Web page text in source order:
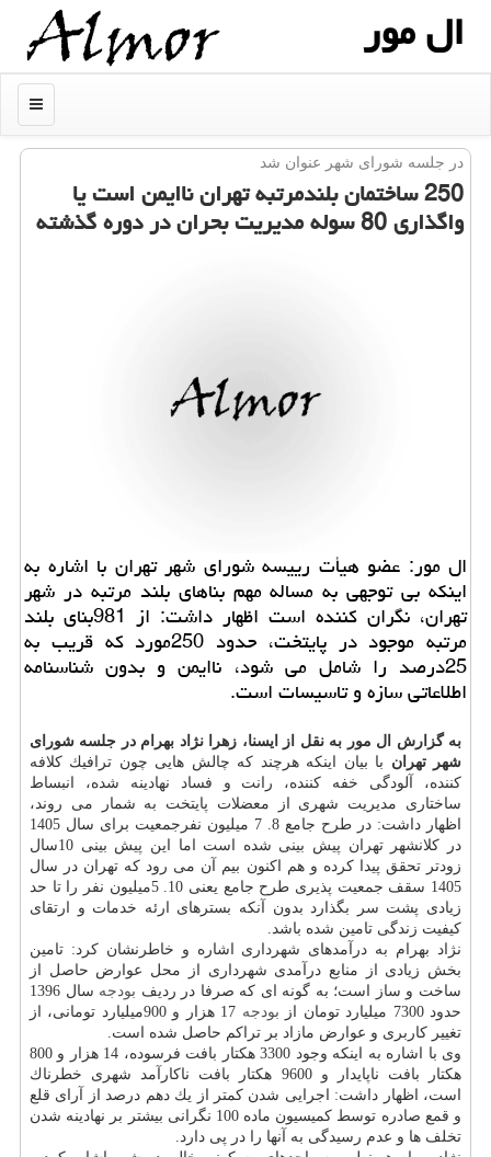
ال مور
منو
در جلسه شورای شهر عنوان شد
250 ساختمان بلندمرتبه تهران ناایمن است یا
واگذاری 80 سوله مدیریت بحران در دوره گذشته
ال مور: عضو هیأت رییسه شورای شهر تهران با اشاره به
اینكه بی توجهی به مساله مهم بناهای بلند مرتبه در شهر
تهران، نگران كننده است اظهار داشت: از 981بنای بلند
مرتبه موجود در پایتخت، حدود 250مورد كه قریب به
25درصد را شامل می شود، ناایمن و بدون شناسنامه
اطلاعاتی سازه و تاسیسات است.
به گزارش ال مور به نقل از ایسنا، زهرا نژاد بهرام در جلسه شورای
شهر تهران با بیان اینكه هرچند كه چالش هایی چون ترافیك كلافه
كننده، آلودگی خفه كننده، رانت و فساد نهادینه شده، انبساط
ساختاری مدیریت شهری از معضلات پایتخت به شمار می روند،
اظهار داشت: در طرح جامع 8. 7 میلیون نفرجمعیت برای سال 1405
در كلانشهر تهران پیش بینی شده است اما این پیش بینی 10سال
زودتر تحقق پیدا كرده و هم اكنون بیم آن می رود كه تهران در سال
1405 سقف جمعیت پذیری طرح جامع یعنی 10. 5میلیون نفر را تا حد
زیادی پشت سر بگذارد بدون آنكه بسترهای ارئه خدمات و ارتقای
كیفیت زندگی تامین شده باشد.
نژاد بهرام به درآمدهای شهرداری اشاره و خاطرنشان كرد: تامین
بخش زیادی از منابع درآمدی شهرداری از محل عوارض حاصل از
ساخت و ساز است؛ به گونه ای كه صرفا در ردیف بودجه
سال 1396
حدود 7300 میلیارد تومان از
بودجه
17 هزار و 900میلیارد تومانی، از
تغییر كاربری و عوارض مازاد بر تراكم حاصل شده است.
وی با اشاره به اینكه وجود 3300 هكتار بافت فرسوده، 14 هزار و 800
هكتار بافت ناپایدار و 9600 هكتار بافت ناكارآمد شهری خطرناك
است، اظهار داشت: اجرایی شدن كمتر از یك دهم درصد از آرای قلع
و قمع صادره توسط كمیسیون ماده 100 نگرانی بیشتر بر نهادینه شدن
تخلف ها و عدم رسیدگی به آنها را در پی دارد.